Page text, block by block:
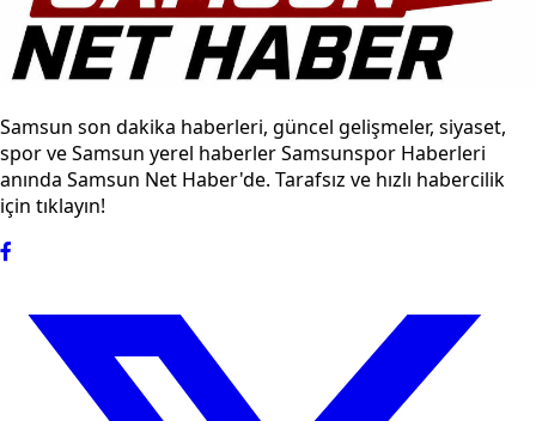
Samsun son dakika haberleri, güncel gelişmeler, siyaset,
spor ve Samsun yerel haberler Samsunspor Haberleri
anında Samsun Net Haber'de. Tarafsız ve hızlı habercilik
için tıklayın!